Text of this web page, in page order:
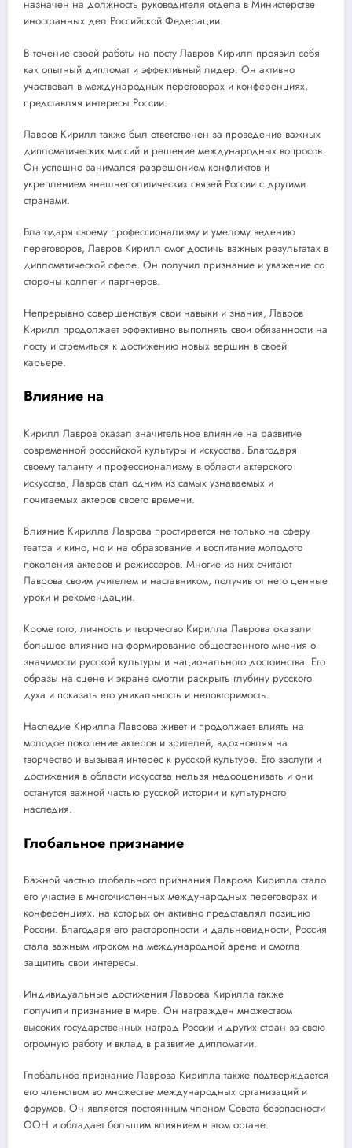
назначен на должность руководителя отдела в Министерстве
иностранных дел Российской Федерации.
В течение своей работы на посту Лавров Кирилл проявил себя
как опытный дипломат и эффективный лидер. Он активно
участвовал в международных переговорах и конференциях,
представляя интересы России.
Лавров Кирилл также был ответственен за проведение важных
дипломатических миссий и решение международных вопросов.
Он успешно занимался разрешением конфликтов и
укреплением внешнеполитических связей России с другими
странами.
Благодаря своему профессионализму и умелому ведению
переговоров, Лавров Кирилл смог достичь важных результатах в
дипломатической сфере. Он получил признание и уважение со
стороны коллег и партнеров.
Непрерывно совершенствуя свои навыки и знания, Лавров
Кирилл продолжает эффективно выполнять свои обязанности на
посту и стремиться к достижению новых вершин в своей
карьере.
Влияние на
Кирилл Лавров оказал значительное влияние на развитие
современной российской культуры и искусства. Благодаря
своему таланту и профессионализму в области актерского
искусства, Лавров стал одним из самых узнаваемых и
почитаемых актеров своего времени.
Влияние Кирилла Лаврова простирается не только на сферу
театра и кино, но и на образование и воспитание молодого
поколения актеров и режиссеров. Многие из них считают
Лаврова своим учителем и наставником, получив от него ценные
уроки и рекомендации.
Кроме того, личность и творчество Кирилла Лаврова оказали
большое влияние на формирование общественного мнения о
значимости русской культуры и национального достоинства. Его
образы на сцене и экране смогли раскрыть глубину русского
духа и показать его уникальность и неповторимость.
Наследие Кирилла Лаврова живет и продолжает влиять на
молодое поколение актеров и зрителей, вдохновляя на
творчество и вызывая интерес к русской культуре. Его заслуги и
достижения в области искусства нельзя недооценивать и они
останутся важной частью русской истории и культурного
наследия.
Глобальное признание
Важной частью глобального признания Лаврова Кирилла стало
его участие в многочисленных международных переговорах и
конференциях, на которых он активно представлял позицию
России. Благодаря его расторопности и дальновидности, Россия
стала важным игроком на международной арене и смогла
защитить свои интересы.
Индивидуальные достижения Лаврова Кирилла также
получили признание в мире. Он награжден множеством
высоких государственных наград России и других стран за свою
огромную работу и вклад в развитие дипломатии.
Глобальное признание Лаврова Кирилла также подтверждается
его членством во множестве международных организаций и
форумов. Он является постоянным членом Совета безопасности
ООН и обладает большим влиянием в этом органе.